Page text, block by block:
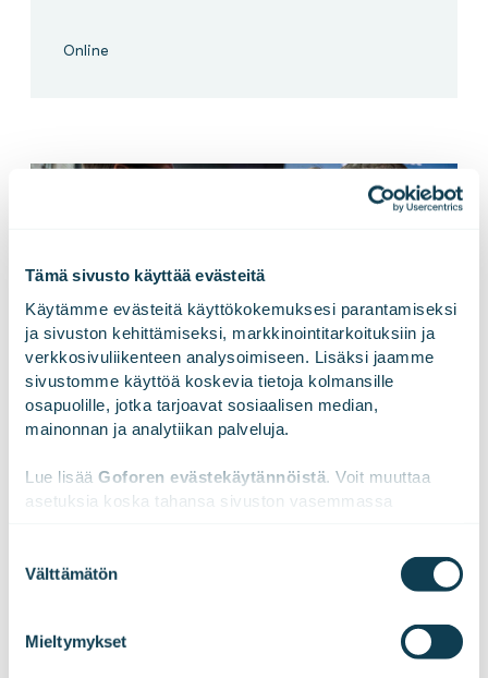
Tämä sivusto käyttää evästeitä
Käytämme evästeitä käyttökokemuksesi parantamiseksi
ja sivuston kehittämiseksi, markkinointitarkoituksiin ja
verkkosivuliikenteen analysoimiseen. Lisäksi jaamme
sivustomme käyttöä koskevia tietoja kolmansille
osapuolille, jotka tarjoavat sosiaalisen median,
mainonnan ja analytiikan palveluja.
Lue lisää Goforen evästekäytännöistä . Voit muuttaa
asetuksia koska tahansa sivuston vasemmassa
valinta
Välttämätön
Mieltymykset
Online
10.9.